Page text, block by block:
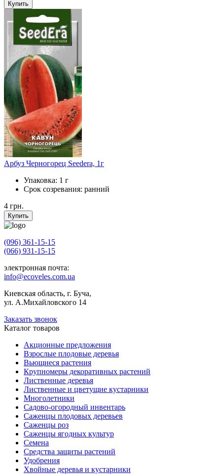
Купить
Арбуз Черногорец Seedera, 1г
Упаковка: 1 г
Срок созревания: ранний
4 грн.
Купить
(096) 361-15-15
(066) 931-15-15
электронная почта:
info@ecoveles.com.ua
Киевская область, г. Буча,
ул. А.Михайловского 14
Заказать звонок
Каталог товаров
Акционные предложения
Взрослые плодовые деревья
Вьющиеся растения
Крупномеры декоративных растений
Лиственные деревья
Лиственные и цветущие кустарники
Многолетники
Садово-огородный инвентарь
Саженцы плодовых деревьев
Саженцы роз
Саженцы ягодных культур
Семена
Средства защиты растений
Удобрения
Хвойные деревья и кустарники